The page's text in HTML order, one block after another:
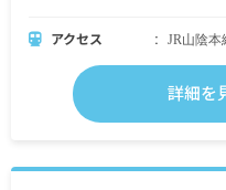
アクセス JR山陰本
詳細を